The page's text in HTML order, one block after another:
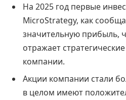
На 2025 год первые
MicroStrategy, как
значительную прибыль,
отражает
компании.
Акции компании стали
в целом имеют